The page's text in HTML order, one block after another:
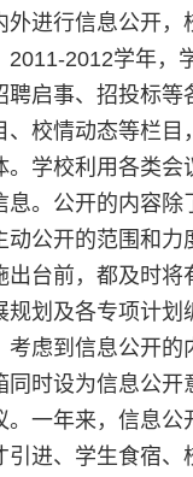
进行信息公开
2012学年，
启事、招投标
校情动态等栏目
学校利用各类
。公开的内容
公开的范围和
台前，都及时
划及各专项计
虑到信息公开
时设为信息公
一年来，信息
进、学生食宿